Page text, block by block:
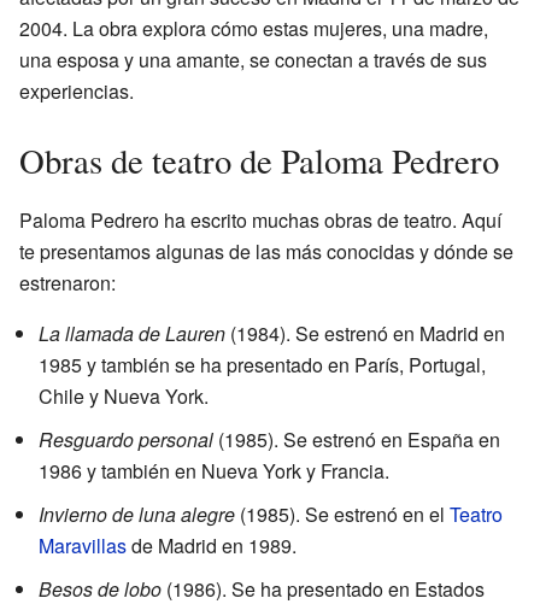
2004. La obra explora cómo estas mujeres, una madre,
una esposa y una amante, se conectan a través de sus
experiencias.
Obras de teatro de Paloma Pedrero
Paloma Pedrero ha escrito muchas obras de teatro. Aquí
te presentamos algunas de las más conocidas y dónde se
estrenaron:
La llamada de Lauren (1984). Se estrenó en Madrid en
1985 y también se ha presentado en París, Portugal,
Chile y Nueva York.
Resguardo personal (1985). Se estrenó en España en
1986 y también en Nueva York y Francia.
Invierno de luna alegre (1985). Se estrenó en el Teatro
Maravillasde Madrid en 1989.
Besos de lobo (1986). Se ha presentado en Estados